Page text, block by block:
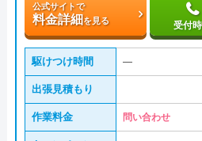
公式サイトで
料金詳細を見る 受付
駆けつけ時間 ―
出張見積もり
作業料金 問い合わせ